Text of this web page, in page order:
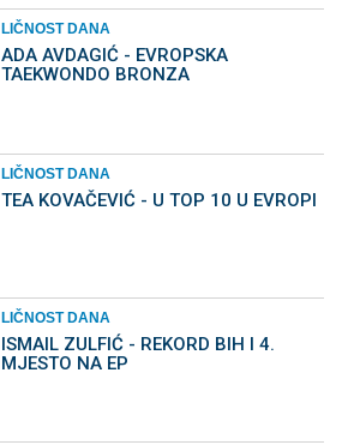
LIČNOST DANA
ADA AVDAGIĆ - EVROPSKA
TAEKWONDO BRONZA
LIČNOST DANA
TEA KOVAČEVIĆ - U TOP 10 U EVROPI
LIČNOST DANA
ISMAIL ZULFIĆ - REKORD BIH I 4.
MJESTO NA EP